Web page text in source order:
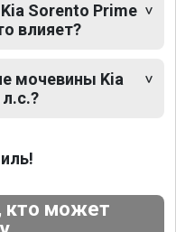
Sorento Prime
влияет?
мочевины Kia
кто может